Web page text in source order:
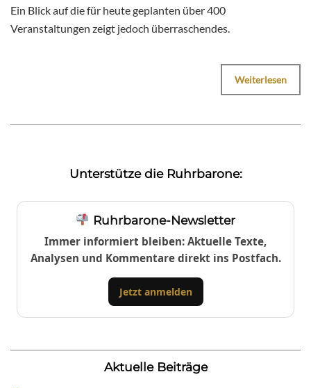
Ein Blick auf die für heute geplanten über 400
Veranstaltungen zeigt jedoch überraschendes.
Weiterlesen
Unterstütze die Ruhrbarone:
Ruhrbarone-Newsletter
Immer informiert bleiben: Aktuelle Texte,
Analysen und Kommentare direkt ins Postfach.
Jetzt anmelden
Aktuelle Beiträge